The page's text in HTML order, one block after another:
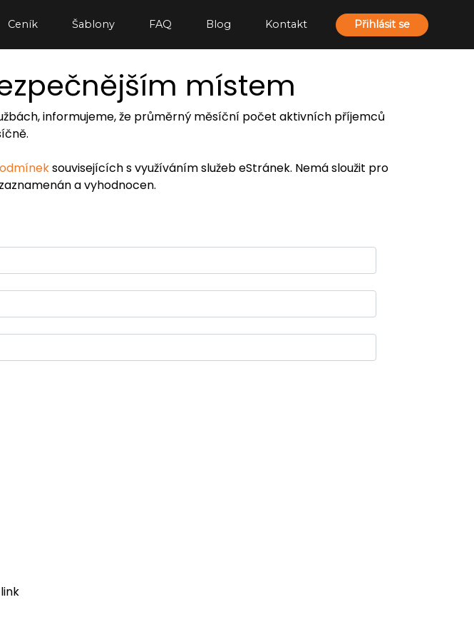
Ceník Šablony FAQ Blog Kontakt Přihlásit se
místem
informujeme, že průměrný měsíční počet aktivních příjemců
souvisejících s využíváním služeb eStránek. Nemá sloužit pro
a vyhodnocen.